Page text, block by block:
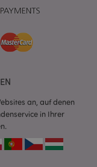
an, auf denen
in Ihrer
Adobe Inc.
www.puckator.de
Adobe Inc.